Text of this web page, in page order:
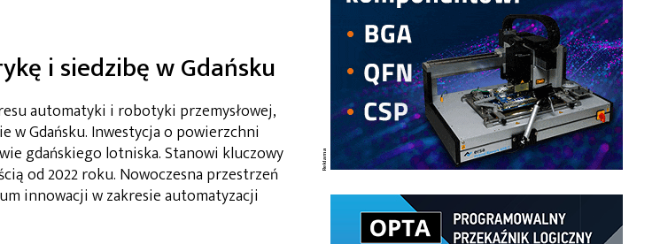
i siedzibę w Gdańsku
automatyki i robotyki przemysłowej,
w Gdańsku. Inwestycja o powierzchni
gdańskiego lotniska. Stanowi kluczowy
od 2022 roku. Nowoczesna przestrzeń
innowacji w zakresie automatyzacji